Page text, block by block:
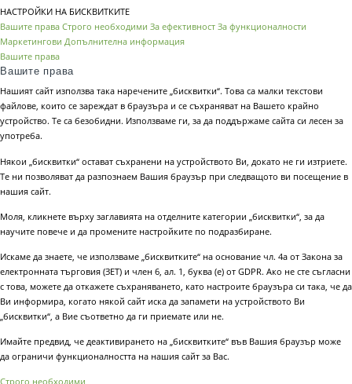
НАСТРОЙКИ НА БИСКВИТКИТЕ
Вашите права Строго необходими За ефективност За функционалности
Маркетингови Допълнителна информация
Вашите права
Вашите права
Нашият сайт използва така наречените „бисквитки“. Това са малки текстови
файлове, които се зареждат в браузъра и се съхраняват на Вашето крайно
устройство. Те са безобидни. Използваме ги, за да поддържаме сайта си лесен за
употреба.
Някои „бисквитки“ остават съхранени на устройството Ви, докато не ги изтриете.
Те ни позволяват да разпознаем Вашия браузър при следващото ви посещение в
нашия сайт.
Моля, кликнете върху заглавията на отделните категории „бисквитки“, за да
научите повече и да промените настройките по подразбиране.
Искаме да знаете, че използваме „бисквитките“ на основание чл. 4а от Закона за
електронната търговия (ЗЕТ) и член 6, ал. 1, буква (е) от GDPR. Ако не сте съгласни
с това, можете да откажете съхраняването, като настроите браузъра си така, че да
Ви информира, когато някой сайт иска да запамети на устройството Ви
„бисквитки“, а Вие съответно да ги приемате или не.
Имайте предвид, че деактивирането на „бисквитките“ във Вашия браузър може
да ограничи функционалността на нашия сайт за Вас.
Строго необходими